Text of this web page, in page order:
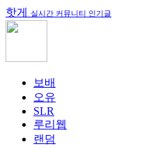
핫게 실시간 커뮤니티 인기글
보배
오유
SLR
루리웹
랜덤